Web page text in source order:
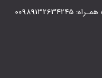
سلیمان صباحی , انتهای بلوار یک , بعد از فرعی 5 همـراه: 00989132634245